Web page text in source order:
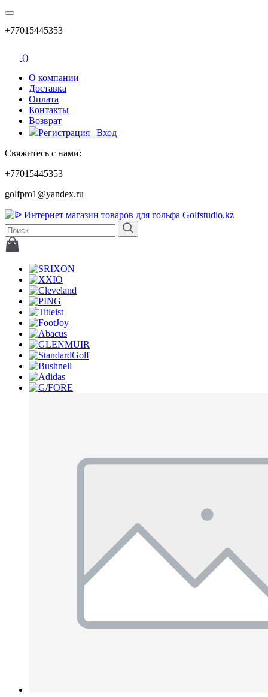
+77015445353
()
О компании
Доставка
Оплата
Контакты
Возврат
Регистрация | Вход
Свяжитесь с нами:
+77015445353
golfpro1@yandex.ru